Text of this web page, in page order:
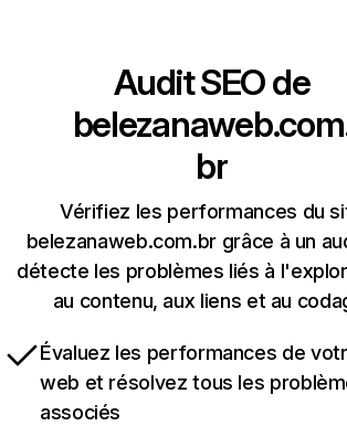
Audit SEO de
br
Vérifiez les performances du
belezanaweb.com.br grâce à un
détecte les problèmes liés à
au contenu, aux liens et au
Évaluez les performances de
web et résolvez tous les
associés